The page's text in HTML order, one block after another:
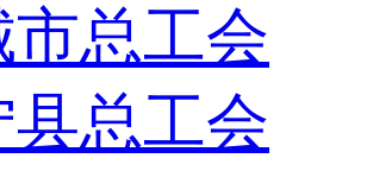
总工会
总工会